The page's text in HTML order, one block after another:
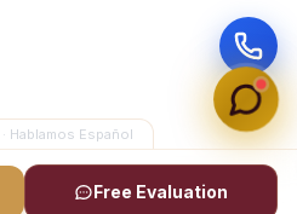
· Hablamos Español
Free Evaluation